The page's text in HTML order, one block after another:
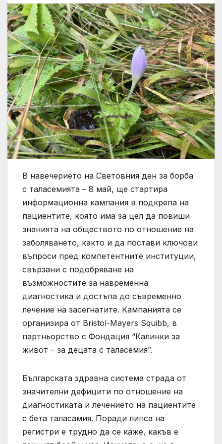
В навечерието на Световния ден за борба
с таласемията – 8 май, ще стартира
информационна кампания в подкрепа на
пациентите, която има за цел да повиши
знанията на обществото по отношение на
заболяването, както и да постави ключови
въпроси пред компетентните институции,
свързани с подобряване на
възможностите за навременна
диагностика и достъпа до съвременно
лечение на засегнатите. Кампанията се
организира от Bristol-Mayers Squibb, в
партньорство с Фондация “Калинки за
живот – за децата с таласемия”.
Българската здравна система страда от
значителни дефицити по отношение на
диагностиката и лечението на пациентите
с бета таласамия. Поради липса на
регистри е трудно да се каже, какъв е